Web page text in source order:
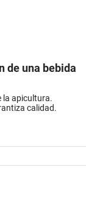
de una bebida
la apicultura.
calidad.